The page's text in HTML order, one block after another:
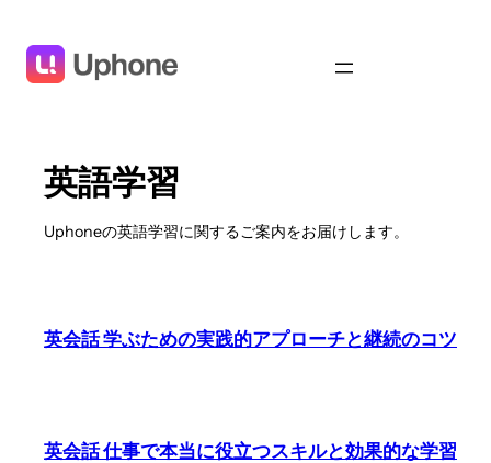
容
を
英語学習
Uphoneの英語学習に関するご案内をお届けします。
英会話 学ぶための実践的アプローチと継続のコツ
英会話 仕事で本当に役立つスキルと効果的な学習